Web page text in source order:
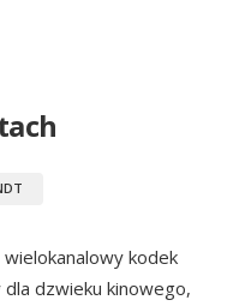
kodek
dzwieku kinowego,